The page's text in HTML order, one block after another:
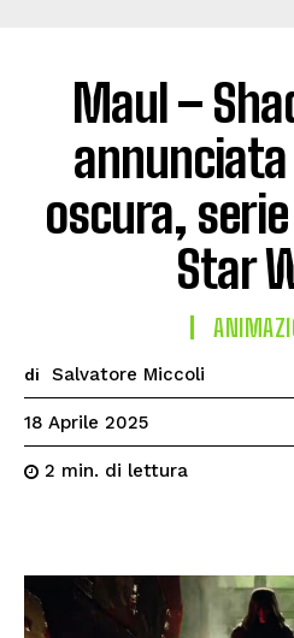
Maul –
oscura,
Star
di Salvatore Miccoli
18 Aprile 2025
2 min. di lettura